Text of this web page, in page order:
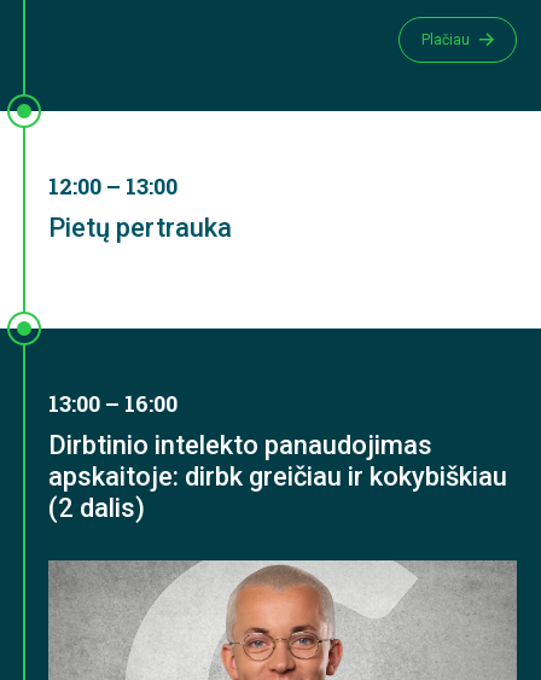
Plačiau
12:00 – 13:00
Pietų pertrauka
13:00 – 16:00
Dirbtinio intelekto panaudojimas
apskaitoje: dirbk greičiau ir kokybiškiau
(2 dalis)